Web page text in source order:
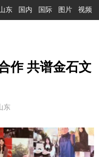
东 国内 国际 图片 视频
作 共谱金石文
东